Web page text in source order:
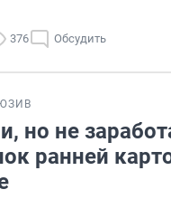
376 Обсудить
но не
ранней